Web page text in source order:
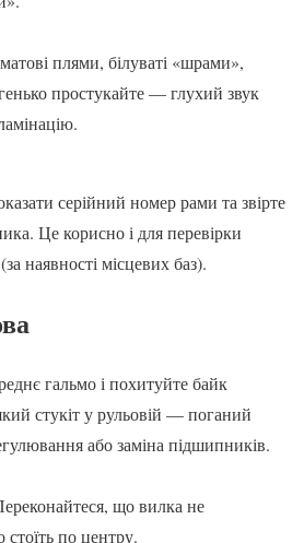
плями, білуваті «шрами»,
простукайте — глухий звук
серійний номер рами та звірте
Це корисно і для перевірки
наявності місцевих баз).
гальмо і похитуйте байк
стукіт у рульовій — поганий
або заміна підшипників.
що вилка не
стоїть по центру.